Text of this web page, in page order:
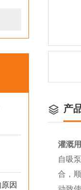
因
产
灌溉
自吸
合，